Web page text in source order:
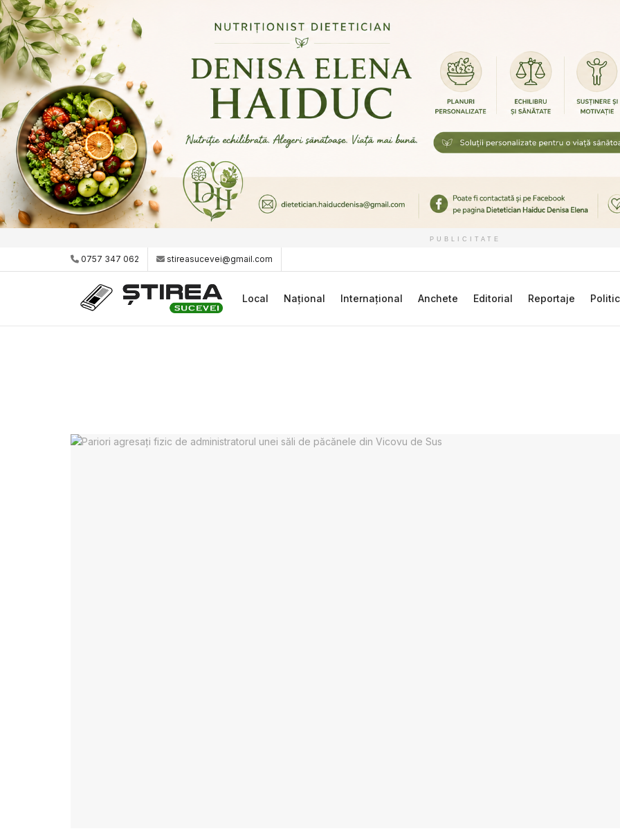
PUBLICITATE
0757 347 062 stireasucevei@gmail.com
Local Național Internațional Anchete Editorial Reportaje